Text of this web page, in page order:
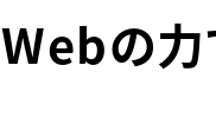
Webの力